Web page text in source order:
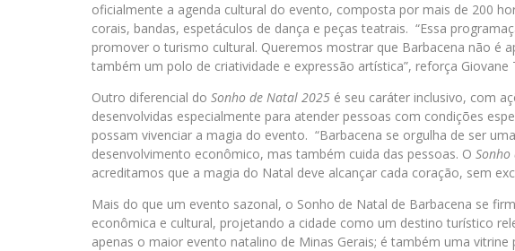
oficialmente a agenda cultural do evento, composta por mais de 200
corais, bandas, espetáculos de dança e peças teatrais. “Essa
promover o turismo cultural. Queremos mostrar que Barbacena não é
também um polo de criatividade e expressão artística”, reforça Giovane
Outro diferencial do Sonho de Natal 2025 é seu caráter inclusivo, com
desenvolvidas especialmente para atender pessoas com condições
possam vivenciar a magia do evento. “Barbacena se orgulha de ser
desenvolvimento econômico, mas também cuida das pessoas. O
acreditamos que a magia do Natal deve alcançar cada coração, sem
Mais do que um evento sazonal, o Sonho de Natal de Barbacena se
econômica e cultural, projetando a cidade como um destino turístico
apenas o maior evento natalino de Minas Gerais; é também uma vitrine